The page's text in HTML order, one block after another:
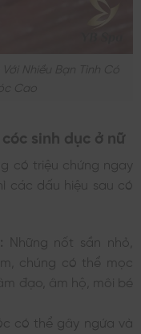
Nhiều Bạn Tình Có
Cao
sinh dục ở nữ
có triệu chứng ngay
các dấu hiệu sau có
Những nốt sần nhỏ,
chúng có thể mọc
đạo, âm hộ, môi bé
có thể gây ngứa và